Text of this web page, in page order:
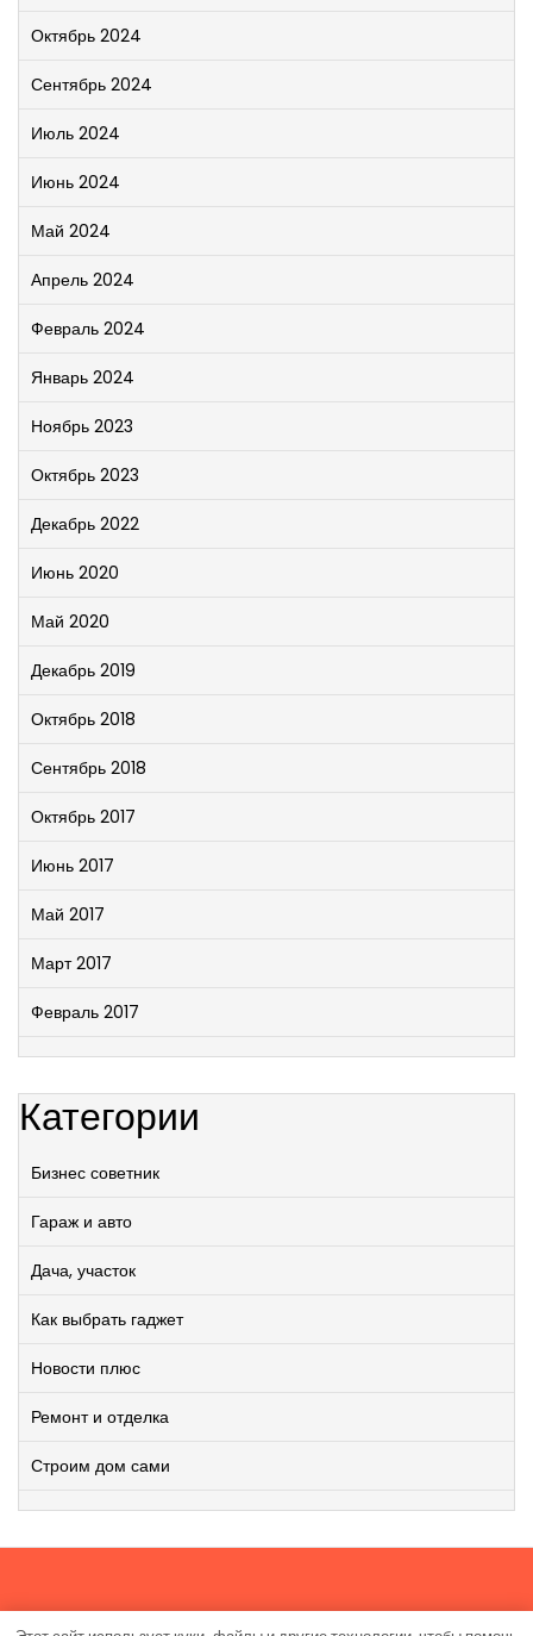
Октябрь 2024
Сентябрь 2024
Июль 2024
Июнь 2024
Май 2024
Апрель 2024
Февраль 2024
Январь 2024
Ноябрь 2023
Октябрь 2023
Декабрь 2022
Июнь 2020
Май 2020
Декабрь 2019
Октябрь 2018
Сентябрь 2018
Октябрь 2017
Июнь 2017
Май 2017
Март 2017
Февраль 2017
Категории
Бизнес советник
Гараж и авто
Дача, участок
Как выбрать гаджет
Новости плюс
Ремонт и отделка
Строим дом сами